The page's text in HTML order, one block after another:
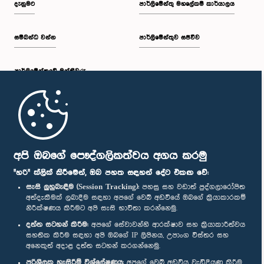
අපි ඔබගේ පෞද්ගලිකත්වය අගය කරමු
"හරි" ක්ලික් කිරීමෙන්, ඔබ පහත සඳහන් දේට එකඟ වේ:
සැසි ලුහුබැඳීම (Session Tracking): පහසු සහ වඩාත් පුද්ගලාරෝපිත
අත්දැකීමක් ලබාදීම සඳහා අපගේ වෙබ් අඩවියේ ඔබගේ ක්‍රියාකාරකම්
නිරීක්ෂණය කිරීමට අපි සැසි භාවිතා කරන්නෙමු.
දත්ත සටහන් කිරීම: අපගේ සේවාවන්හි ආරක්ෂාව සහ ක්‍රියාකාරීත්වය
සහතික කිරීම සඳහා අපි ඔබගේ IP ලිපිනය, උපාංග විස්තර සහ
අනෙකුත් අදාළ දත්ත සටහන් කරගන්නෙමු.
ප.ව. 2:30 - ප.ව. 2:39
ප.ව. 2:39 - ප.ව. 2:48
ප.ව. 2:48 - ප.ව. 2:57
ප.ව. 2:57 - ප.ව. 3:04
ප.ව. 3:04 - ප.ව. 3:14
දැනුමට
සම්බන්ධ වන්න
පාර්ලි‌මේන්තුවේ මන්ත්‍රීවරු
මුල් පිටුව
පාර්ලිමේන්තු මහලේකම් කාර්යාලය
පාර්ලිමේන්තුව සජීවීව
පාර්ලිමේන්තු ජංගම යෙදුම
අප හා සම්බන්ධ වී සිටින්න :
සම්මාන